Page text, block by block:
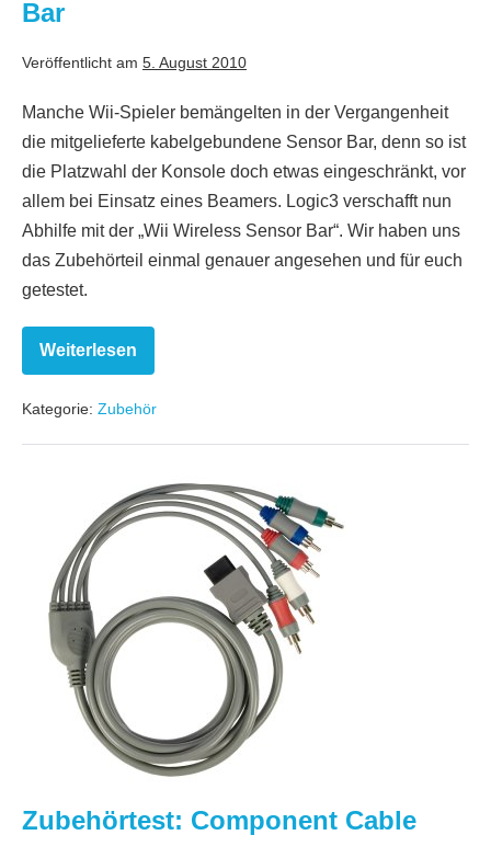
Bar
Veröffentlicht am 5. August 2010
Manche Wii-Spieler bemängelten in der Vergangenheit
die mitgelieferte kabelgebundene Sensor Bar, denn so ist
die Platzwahl der Konsole doch etwas eingeschränkt, vor
allem bei Einsatz eines Beamers. Logic3 verschafft nun
Abhilfe mit der „Wii Wireless Sensor Bar“. Wir haben uns
das Zubehörteil einmal genauer angesehen und für euch
getestet.
WeiterlesenZubehörtest:
Wii
Sensor
Kategorie: Zubehör
Component
Zubehörtest: Component Cable